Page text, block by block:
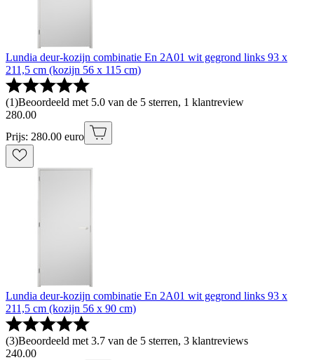
Lundia deur-kozijn combinatie En 2A01 wit gegrond links 93 x
211,5 cm (kozijn 56 x 115 cm)
(1)Beoordeeld met 5.0 van de 5 sterren, 1 klantreview
280.00
Prijs: 280.00 euro
Lundia deur-kozijn combinatie En 2A01 wit gegrond links 93 x
211,5 cm (kozijn 56 x 90 cm)
(3)Beoordeeld met 3.7 van de 5 sterren, 3 klantreviews
240.00